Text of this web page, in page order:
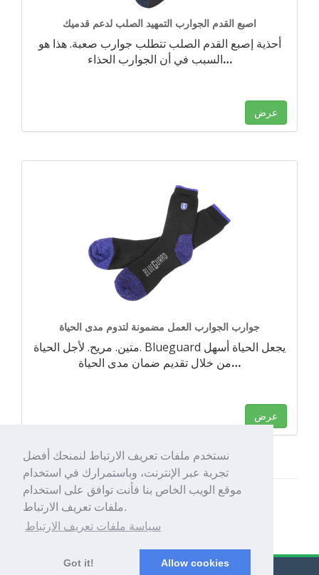
نستخدم ملفات تعريف الارتباط لنمنحك أفضل
تجربة عبر الإنترنت، وباستمرارك في استخدام
موقع الويب الخاص بنا فأنت توافق على استخدام
ملفات تعريف الارتباط.
سياسة ملفات تعريف الارتباط
Got it! Allow cookies
اصبع القدم الجوارب التمهيد الصلب لدعم قدميك
أحذية إصبع القدم الصلب تتطلب جوارب صعبة. هذا هو
السبب في أن الجوارب الحذاء…
عرض
جوارب الجوارب العمل مضمونة لتدوم مدى الحياة
متين. مريح. لأجل الحياة. Blueguard يجعل الحياة أسهل
من خلال تقديم ضمان مدى الحياة…
عرض